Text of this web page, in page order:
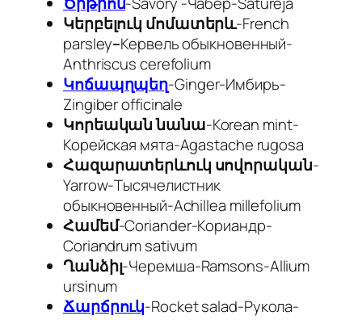
Կերբելուկ մոմատերև-French
parsley–Кервель обыкновенный-
Anthriscus cerefolium
Կոճապղպեղ-Ginger-Имбирь-
Zingiber officinale
Կորեական նանա-Korean mint-
Корейская мята-Agastache rugosa
Հազարատերևուկ սովորական-
Yarrow-Тысячелистник
обыкновенный-Achillea millefolium
Համեմ-Coriander-Кориандр-
Coriandrum sativum
Ղանձիլ-Черемша-Ramsons-Allium
ursinum
Ճարճրուկ-Rocket salad-Рукола-